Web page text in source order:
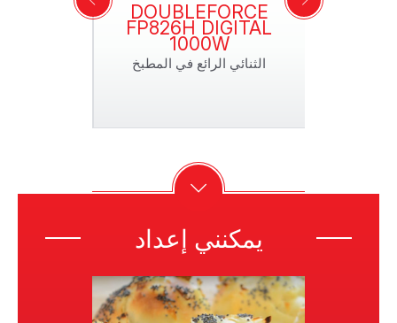
DOUBLEFORCE
FP826H DIGITAL
1000W
الثنائي الرائع في المطبخ
يمكنني إعداد